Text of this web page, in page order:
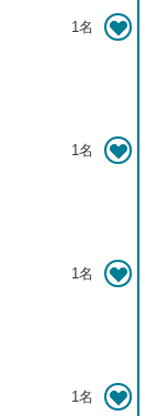
1名
1名
1名
1名